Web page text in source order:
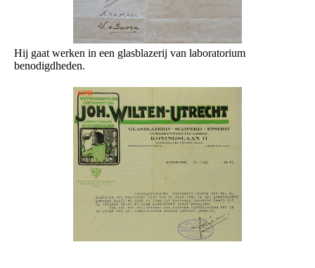
Hij gaat werken in een glasblazerij van laboratorium
benodigdheden.